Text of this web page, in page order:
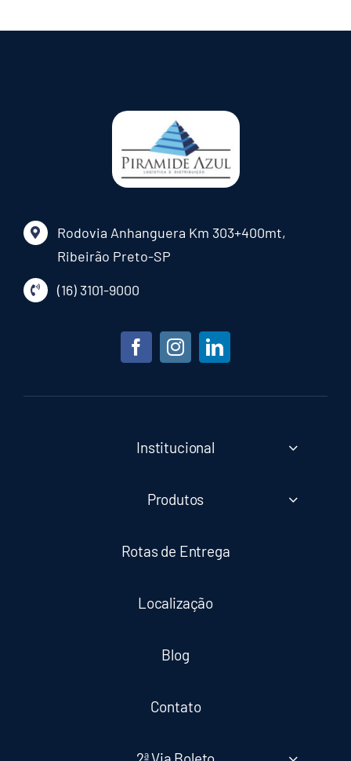
Rodovia Anhanguera Km 303+400mt,
Ribeirão Preto-SP
(16) 3101-9000
Institucional
Produtos
Rotas de Entrega
Localização
Blog
Contato